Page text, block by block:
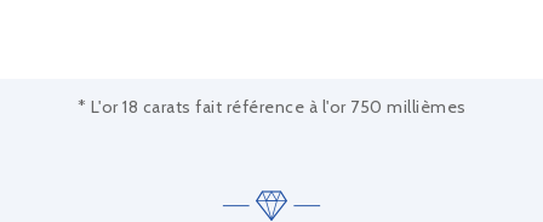
* L'or 18 carats fait référence à l'or 750 millièmes